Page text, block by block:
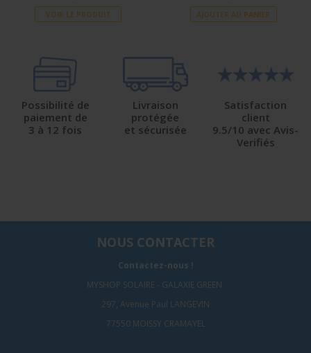
VOIR LE PRODUIT AJOUTER AU PANIER
Possibilité de
paiement de
3 à 12 fois
Livraison
protégée
et sécurisée
Satisfaction
client
9.5/10 avec Avis-
Verifiés
NOUS CONTACTER
Contactez-nous !
MYSHOP SOLAIRE - GALAXIE GREEN
297, Avenue Paul LANGEVIN
77550 MOISSY CRAMAYEL